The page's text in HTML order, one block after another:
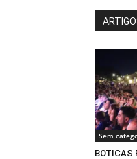
Sem
BOTICAS